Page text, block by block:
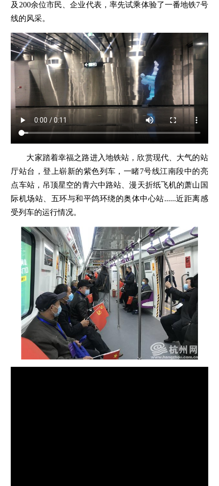
及200余位市民、企业代表，率先试乘体验了一番地铁7号
线的风采。
大家踏着幸福之路进入地铁站，欣赏现代、大气的站
厅站台，登上崭新的紫色列车，一睹7号线江南段中的亮
点车站，吊顶星空的青六中路站、漫天折纸飞机的萧山国
际机场站、五环与和平鸽环绕的奥体中心站......近距离感
受列车的运行情况。